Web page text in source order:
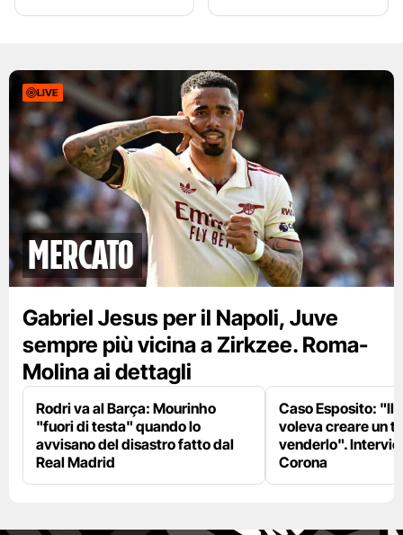
LIVE
mercato
Gabriel Jesus per il Napoli, Juve
sempre più vicina a Zirkzee. Roma-
Molina ai dettagli
Rodri va al Barça: Mourinho
"fuori di testa" quando lo
avvisano del disastro fatto dal
Real Madrid
Caso Esposito: "Il
voleva creare un
venderlo".
Corona